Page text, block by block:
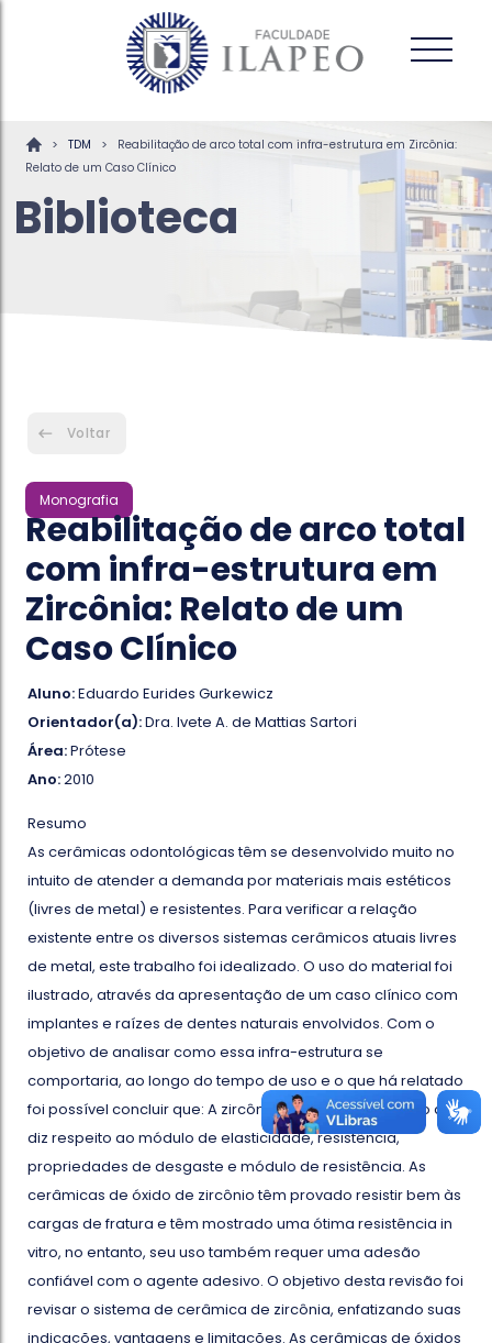
> TDM >
Reabilitação de arco total com infra-estrutura em Zircônia:
Relato de um Caso Clínico
Biblioteca
Voltar
Monografia
Reabilitação de arco total
com infra-estrutura em
Zircônia: Relato de um
Caso Clínico
Aluno:Eduardo Eurides Gurkewicz
Orientador(a):Dra. Ivete A. de Mattias Sartori
Área:Prótese
Ano:2010
Resumo
As cerâmicas odontológicas têm se desenvolvido muito no
intuito de atender a demanda por materiais mais estéticos
(livres de metal) e resistentes. Para verificar a relação
existente entre os diversos sistemas cerâmicos atuais livres
de metal, este trabalho foi idealizado. O uso do material foi
ilustrado, através da apresentação de um caso clínico com
implantes e raízes de dentes naturais envolvidos. Com o
objetivo de analisar como essa infra-estrutura se
comportaria, ao longo do tempo de uso e o que há relatado
foi possível concluir que: A zircônia possui vantagens no que
diz respeito ao módulo de elasticidade, resistência,
propriedades de desgaste e módulo de resistência. As
cerâmicas de óxido de zircônio têm provado resistir bem às
cargas de fratura e têm mostrado uma ótima resistência in
vitro, no entanto, seu uso também requer uma adesão
confiável com o agente adesivo. O objetivo desta revisão foi
revisar o sistema de cerâmica de zircônia, enfatizando suas
indicações, vantagens e limitações. As cerâmicas de óxidos